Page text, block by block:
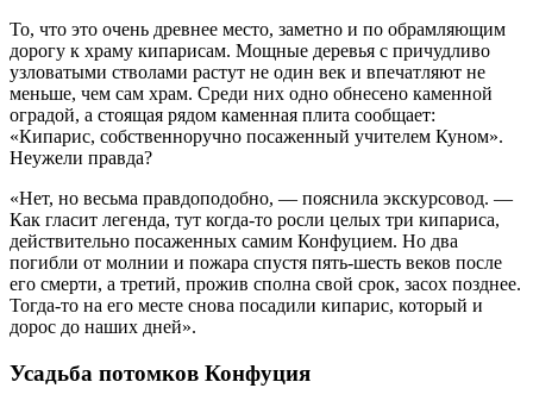
То, что это очень древнее место, заметно и по обрамляющим
дорогу к храму кипарисам. Мощные деревья с причудливо
узловатыми стволами растут не один век и впечатляют не
меньше, чем сам храм. Среди них одно обнесено каменной
оградой, а стоящая рядом каменная плита сообщает:
«Кипарис, собственноручно посаженный учителем Куном».
Неужели правда?
«Нет, но весьма правдоподобно, — пояснила экскурсовод. —
Как гласит легенда, тут когда-то росли целых три кипариса,
действительно посаженных самим Конфуцием. Но два
погибли от молнии и пожара спустя пять-шесть веков после
его смерти, а третий, прожив сполна свой срок, засох позднее.
Тогда-то на его месте снова посадили кипарис, который и
дорос до наших дней».
Усадьба потомков Конфуция